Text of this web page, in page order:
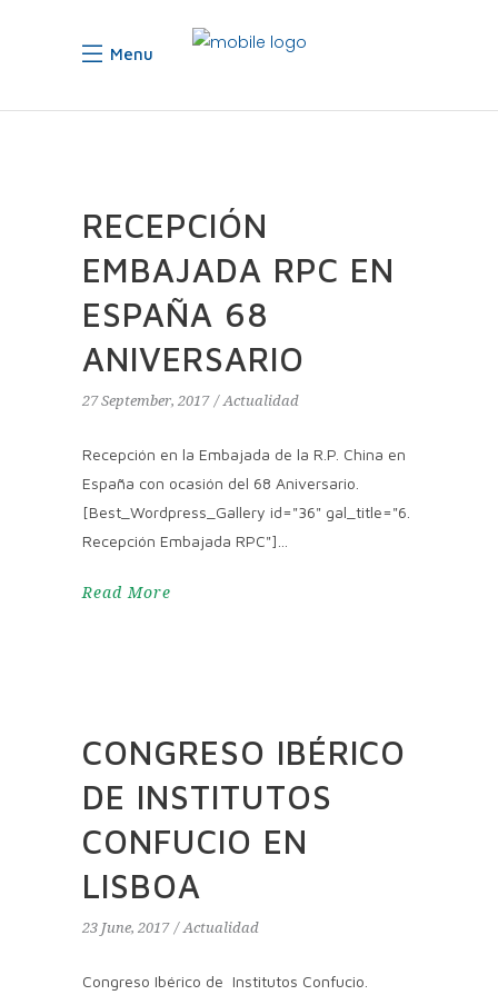
Menu
RECEPCIÓN
EMBAJADA RPC EN
ESPAÑA 68
ANIVERSARIO
27 September, 2017 Actualidad
Recepción en la Embajada de la R.P. China en
España con ocasión del 68 Aniversario.
[Best_Wordpress_Gallery id="36" gal_title="6.
Recepción Embajada RPC"]
Read More
CONGRESO IBÉRICO
DE INSTITUTOS
CONFUCIO EN
LISBOA
23 June, 2017 Actualidad
Congreso Ibérico de Institutos Confucio.